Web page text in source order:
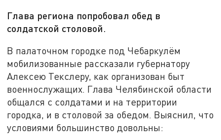
Глава региона попробовал обед в
солдатской столовой.
В палаточном городке под Чебаркулём
мобилизованные рассказали губернатору
Алексею Текслеру, как организован быт
военнослужащих. Глава Челябинской области
общался с солдатами и на территории
городка, и в столовой за обедом. Выяснил, что
условиями большинство довольны: